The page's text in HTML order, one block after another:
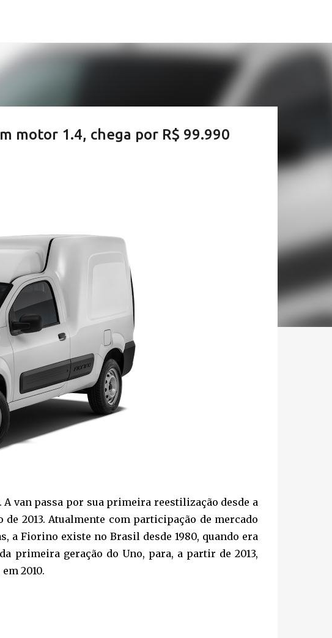
motor 1.4, chega por R$ 99.990
van passa por sua primeira reestilização desde a
2013. Atualmente com participação de mercado
a Fiorino existe no Brasil desde 1980, quando era
primeira geração do Uno, para, a partir de 2013,
2010.